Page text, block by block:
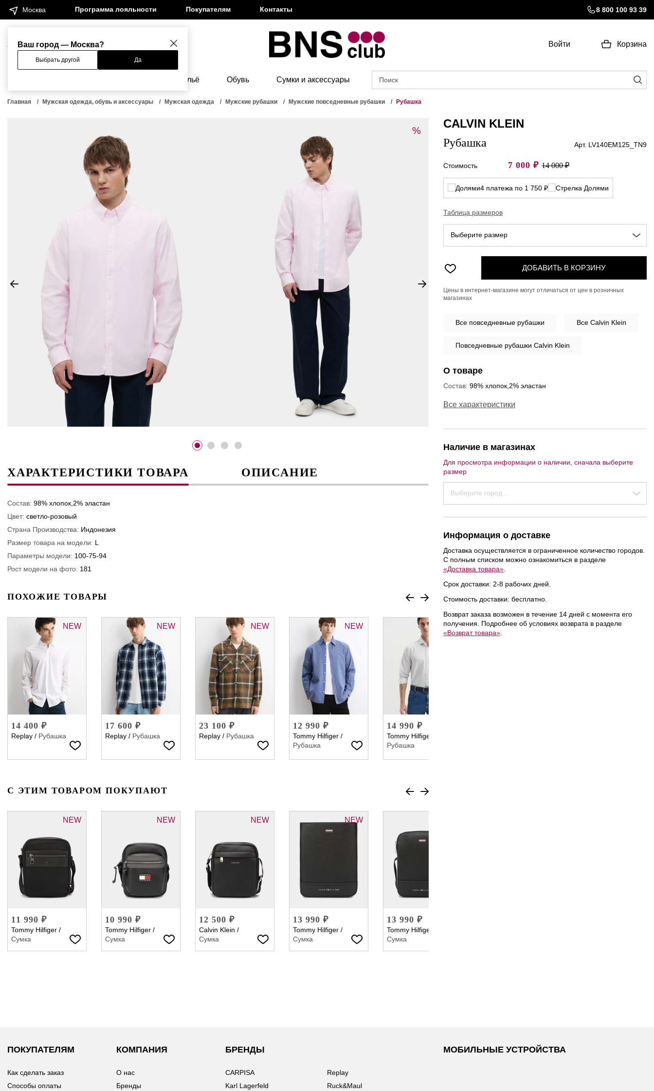
Ваш город — Москва?
Выбрать другой Да
Москва Программа лояльности Покупателям Контакты 8 800 100 93 39
Женщинам Мужчинам Войти Корзина
Бельё Обувь Сумки и аксессуары
Главная Мужская одежда, обувь и аксессуары Мужская одежда Мужские рубашки Мужские повседневные рубашки Рубашка
%
ХАРАКТЕРИСТИКИ ТОВАРА ОПИСАНИЕ
Состав: 98% хлопок,2% эластан
Цвет: светло-розовый
Страна Производства: Индонезия
Размер товара на модели: L
Параметры модели: 100-75-94
Рост модели на фото: 181
ПОХОЖИЕ ТОВАРЫ
NEW
14 400 ₽
Replay / Рубашка
NEW
17 600 ₽
Replay / Рубашка
NEW
23 100 ₽
Replay / Рубашка
NEW
12 990 ₽
Tommy Hilfiger /
Рубашка
NEW
14 990 ₽
Tommy Hilfiger
Рубашка
С ЭТИМ ТОВАРОМ ПОКУПАЮТ
NEW
11 990 ₽
Tommy Hilfiger /
Сумка
NEW
10 990 ₽
Tommy Hilfiger /
Сумка
NEW
12 500 ₽
Calvin Klein /
Сумка
NEW
13 990 ₽
Tommy Hilfiger /
Сумка
13 990 ₽
Tommy Hilfiger
Сумка
CALVIN KLEIN
Рубашка Арт. LV140EM125_TN9
Стоимость 7 000 ₽ 14 000 ₽
4 платежа по 1 750 ₽
Таблица размеров
Выберите размер
ДОБАВИТЬ В КОРЗИНУ
Цены в интернет-магазине могут отличаться от цен в розничных
магазинах
Все повседневные рубашки Все Calvin Klein
Повседневные рубашки Calvin Klein
О товаре
Состав: 98% хлопок,2% эластан
Все характеристики
Наличие в магазинах
Для просмотра информации о наличии, сначала выберите
размер
Выберите город...
Информация о доставке
Доставка осуществляется в ограниченное количество городов.
С полным списком можно ознакомиться в разделе
«Доставка товара»
Срок доставки: 2-8 рабочих дней.
Стоимость доставки: бесплатно.
Возврат заказа возможен в течение 14 дней с момента его
получения. Подробнее об условиях возврата в разделе
«Возврат товара»
ПОКУПАТЕЛЯМ
Как сделать заказ
Способы оплаты
КОМПАНИЯ
О нас
Бренды
БРЕНДЫ
CARPISA
Karl Lagerfeld
Replay
Ruck&Maul
МОБИЛЬНЫЕ УСТРОЙСТВА